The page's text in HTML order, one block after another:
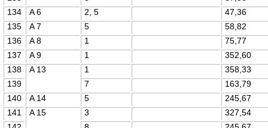
134
A 6 2, 5
47,36
135
A 7 5
58,82
136
A 8 1
75,77
137
A 9 1
352,60
138
A 13 1
358,33
139
7
163,79
140
A 14 5
245,67
141
A 15 3
327,54